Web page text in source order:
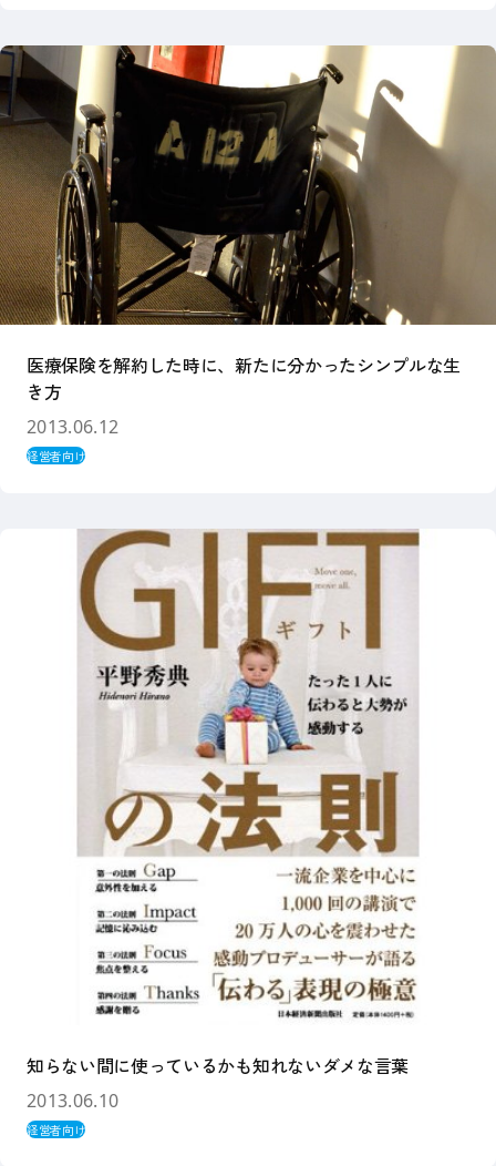
医療保険を解約した時に、新たに分かったシンプルな生
き方
2013.06.12
経営者向け
知らない間に使っているかも知れないダメな言葉
2013.06.10
経営者向け